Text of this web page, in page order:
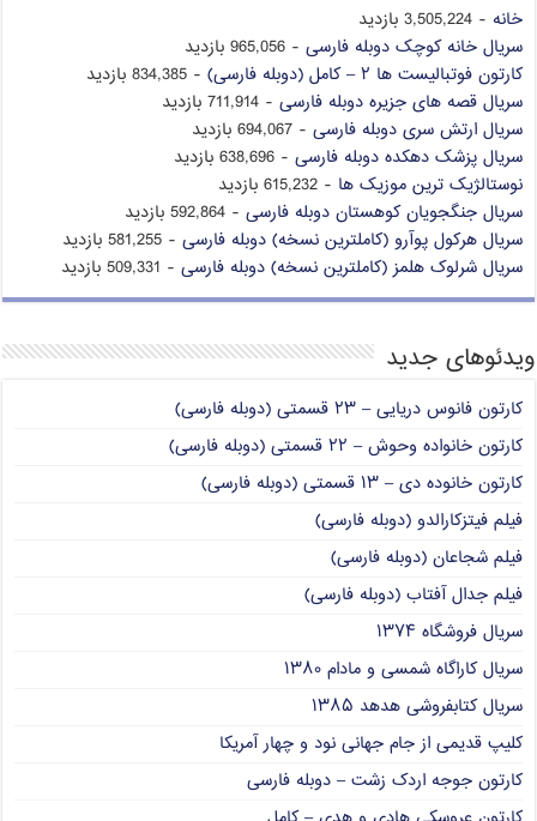
خانه - 3,505,224 بازدید
سریال خانه کوچک دوبله فارسی - 965,056 بازدید
کارتون فوتبالیست ها ۲ – کامل (دوبله فارسی)
- 834,385 بازدید
سریال قصه های جزیره دوبله فارسی - 711,914 بازدید
سریال ارتش سری دوبله فارسی - 694,067 بازدید
سریال پزشک دهکده دوبله فارسی - 638,696 بازدید
نوستالژیک ترین موزیک ها - 615,232 بازدید
سریال جنگجویان کوهستان دوبله فارسی - 592,864 بازدید
سریال هرکول پوآرو (کاملترین نسخه) دوبله فارسی - 581,255 بازدید
سریال شرلوک هلمز (کاملترین نسخه) دوبله فارسی - 509,331 بازدید
ویدئوهای جدید
کارتون فانوس دریایی – ۲۳ قسمتی (دوبله فارسی)
کارتون خانواده وحوش – ۲۲ قسمتی (دوبله فارسی)
کارتون خانوده دی – ۱۳ قسمتی (دوبله فارسی)
فیلم فیتزکارالدو (دوبله فارسی)
فیلم شجاعان (دوبله فارسی)
فیلم جدال آفتاب (دوبله فارسی)
سریال فروشگاه ۱۳۷۴
سریال کاراگاه شمسی و مادام ۱۳۸۰
سریال کتابفروشی هدهد ۱۳۸۵
کلیپ قدیمی از جام جهانی نود و چهار آمریکا
کارتون جوجه اردک زشت – دوبله فارسی